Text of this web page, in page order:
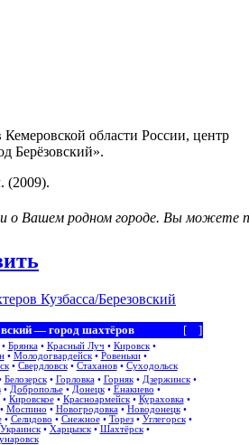
области России, центр
Берёзовский».
(2009).
о Вашем родном городе. Вы можете
Кузбасса/Березовский
[+ ]
— город шахтёров
Брянка• Красный Луч• Кировск•
• Молодогвардейск• Ровеньки•
• Свердловск• Стаханов• Суходольск
Белозерск• Горловка• Горняк• Дзержинск•
• Доброполье• Донецк• Енакиево •
• Кировское• Красноармейск• Кураховка•
Моспино • Новогродовка• Новодонецк•
• Селидово • Снежное• Торез• Углегорск•
Украинск• Харцызск• Шахтёрск•